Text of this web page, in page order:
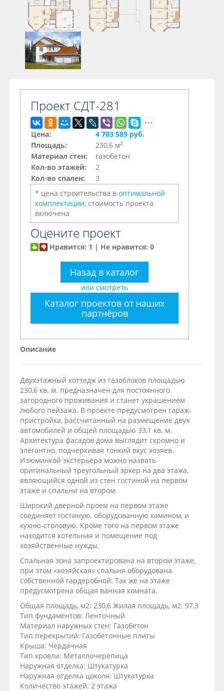
Проект СДТ-281
Цена:
4 703 589 руб.
Площадь:
230,6 м2
Материал стен:
газобетон
Кол-во этажей:
2
Кол-во спален:
3
* цена строительства в оптимальной
комплектации, стоимость проекта
включена
Оцените проект
Нравится: 1 | Не нравится: 0
Назад в каталог
или смотреть
Каталог проектов от наших
партнёров
Описание
Двухэтажный коттедж из газоблоков площадью
230,6 кв. м. предназначен для постоянного
загородного проживания и станет украшением
любого пейзажа. В проекте предусмотрен гараж-
пристройка, рассчитанный на размещение двух
автомобилей и общей площадью 33,1 кв. м.
Архитектура фасадов дома выглядит скромно и
элегантно, подчеркивая тонкий вкус хозяев.
Изюминкой экстерьера можно назвать
оригинальный треугольный эркер на два этажа,
являющийся одной из стен гостиной на первом
этаже и спальни на втором.
Широкий дверной проем на первом этаже
соединяет гостиную, оборудованную камином, и
кухню-столовую. Кроме того на первом этаже
находится котельная и помещение под
хозяйственные нужды.
Спальная зона запроектирована на втором этаже,
при этом «хозяйская» спальня оборудована
собственной гардеробной. Так же на этаже
предусмотрена общая ванная комната.
Общая площадь, м2: 230,6 Жилая площадь, м2: 97,3
Тип фундаментов: Ленточный
Материал наружных стен: Газобетон
Тип перекрытий: Газобетонные плиты
Крыша: Чердачная
Тип кровли: Металлочерепица
Наружная отделка: Штукатурка
Наружная отделка цоколя: Штукатурка
Количество этажей: 2 этажа